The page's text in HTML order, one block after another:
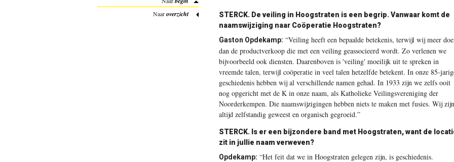
STERCK. De veiling in Hoogstraten is een begrip. Vanwaar komt de
naamswijziging naar Coöperatie Hoogstraten?
Gaston Opdekamp: “Veiling heeft een bepaalde betekenis, terwijl wij meer
dan de productverkoop die met een veiling geassocieerd wordt. Zo verlenen we
bijvoorbeeld ook diensten. Daarenboven is ­'veiling' moeilijk uit te spreken in
vreemde talen, ­terwijl coöperatie in veel talen hetzelfde betekent. In onze 85-
geschiedenis hebben wij al verschillende namen gehad. In 1933 zijn we zelfs ooit
nog opgericht met de K in onze naam, als Katholieke Veilingsvereniging der
Noorderkempen. Die naamswijzigingen hebben niets te maken met fusies. Wij zijn
altijd zelfstandig geweest en organisch gegroeid.”
STERCK. Is er een ­bijzondere band met Hoogstraten, want de
zit in jullie naam verweven?
Opdekamp: “Het feit dat we in Hoogstraten gelegen zijn, is geschiedenis.
Naaroverzicht